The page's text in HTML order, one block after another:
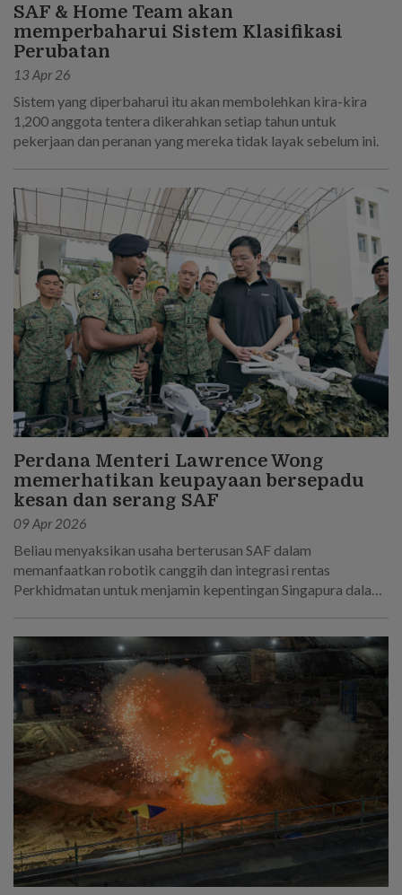
SAF & Home Team akan
memperbaharui Sistem Klasifikasi
Perubatan
13 Apr 26
Sistem yang diperbaharui itu akan membolehkan kira-kira
1,200 anggota tentera dikerahkan setiap tahun untuk
pekerjaan dan peranan yang mereka tidak layak sebelum ini.
Perdana Menteri Lawrence Wong
memerhatikan keupayaan bersepadu
kesan dan serang SAF
09 Apr 2026
Beliau menyaksikan usaha berterusan SAF dalam
memanfaatkan robotik canggih dan integrasi rentas
Perkhidmatan untuk menjamin kepentingan Singapura dalam